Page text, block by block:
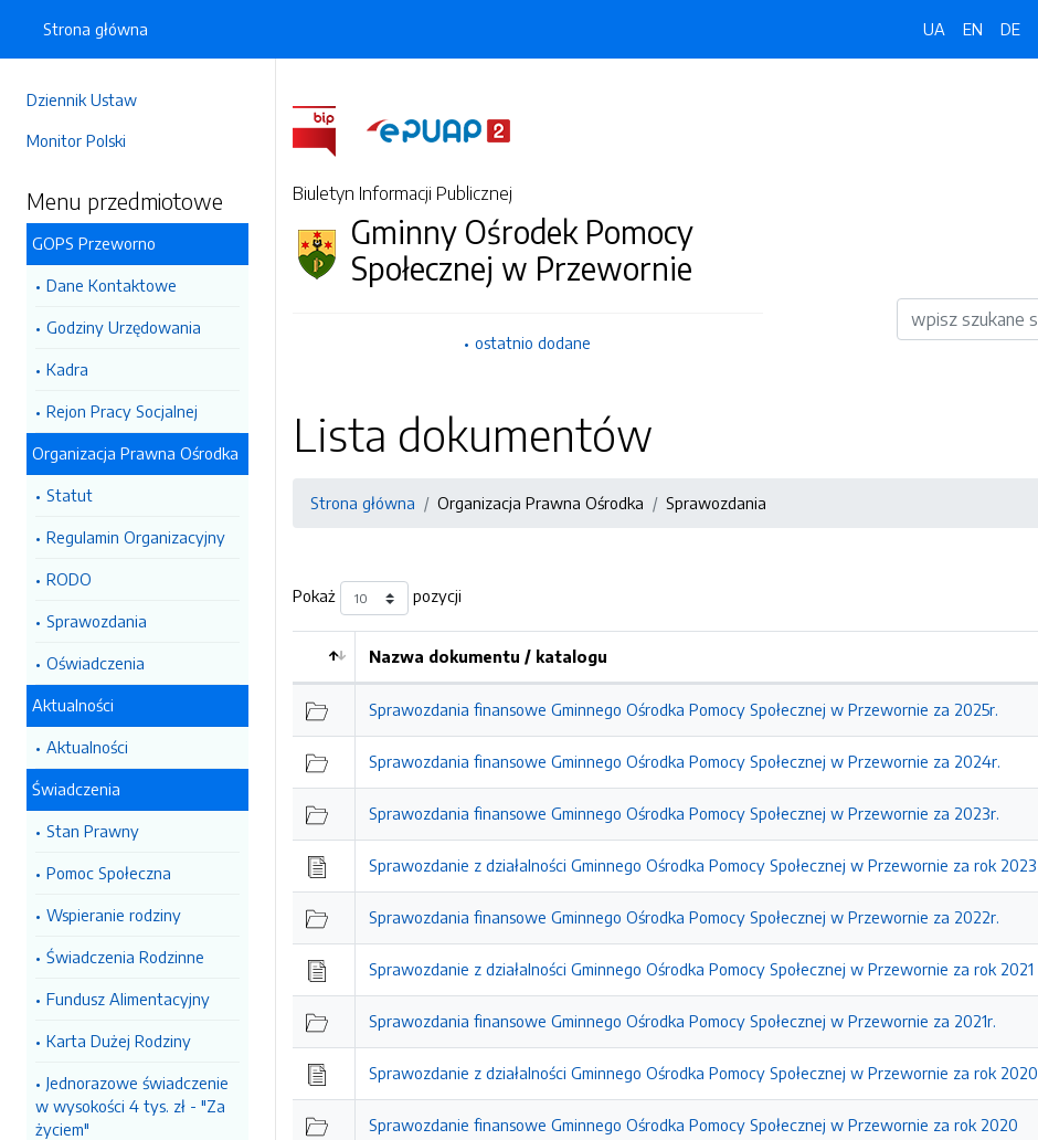
Dziennik Ustaw
Monitor Polski
Menu przedmiotowe
GOPS Przeworno
Dane Kontaktowe
Godziny Urzędowania
Kadra
Rejon Pracy Socjalnej
Organizacja Prawna Ośrodka
Statut
Regulamin Organizacyjny
RODO
Sprawozdania
Oświadczenia
Aktualności
Aktualności
Świadczenia
Stan Prawny
Pomoc Społeczna
Wspieranie rodziny
Świadczenia Rodzinne
Fundusz Alimentacyjny
Karta Dużej Rodziny
Jednorazowe świadczenie
w wysokości 4 tys. zł - "Za
życiem"
Strona główna UA EN DE
Biuletyn Informacji Publicznej
Gminny Ośrodek Pomocy
Społecznej w Przewornie
ostatnio dodane
Wyszukiwarka
Lista dokumentów
Strona główna Organizacja Prawna Ośrodka Sprawozdania
Pokaż pozycji
Nazwa dokumentu / katalogu
Sprawozdania finansowe Gminnego Ośrodka Pomocy Społecznej w Przewornie za 2025r.
Sprawozdania finansowe Gminnego Ośrodka Pomocy Społecznej w Przewornie za 2024r.
Sprawozdania finansowe Gminnego Ośrodka Pomocy Społecznej w Przewornie za 2023r.
Sprawozdanie z działalności Gminnego Ośrodka Pomocy Społecznej w Przewornie za rok 2023
Sprawozdania finansowe Gminnego Ośrodka Pomocy Społecznej w Przewornie za 2022r.
Sprawozdanie z działalności Gminnego Ośrodka Pomocy Społecznej w Przewornie za rok 2021
Sprawozdania finansowe Gminnego Ośrodka Pomocy Społecznej w Przewornie za 2021r.
Sprawozdanie z działalności Gminnego Ośrodka Pomocy Społecznej w Przewornie za rok 2020
Sprawozdanie finansowe Gminnego Ośrodka Pomocy Społecznej w Przewornie za rok 2020